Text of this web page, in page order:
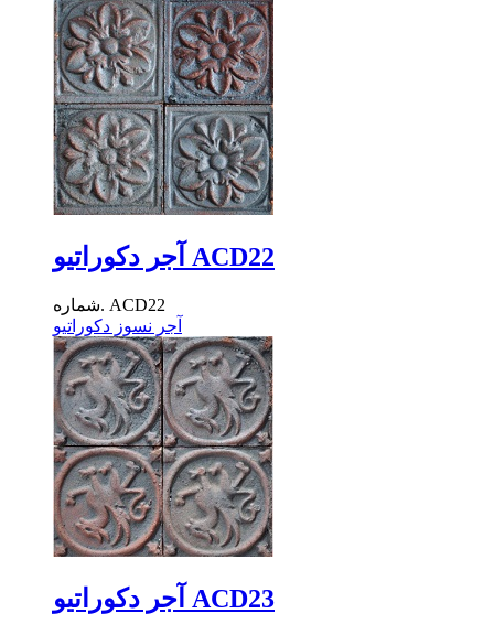
آجر دکوراتیو ACD22
شماره. ACD22
آجر نسوز دکوراتیو
آجر دکوراتیو ACD23